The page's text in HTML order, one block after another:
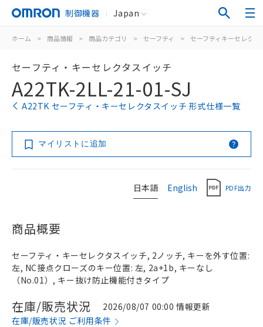
制御機器 Japan
ホーム > 商品情報 > 商品カテゴリ > セーフティ > セーフティキーセレク
セーフティ・キーセレクタスイッチ
A22TK-2LL-21-01-SJ
A22TK セーフティ・キーセレクタスイッチ 形式仕様一覧
マイリストに追加
日本語 English PDF出力
商品概要
セーフティ・キーセレクタスイッチ, 2ノッチ, キーを外す位置:
左, NC接点クローズのキー位置: 左, 2a+1b, キーなし
（No.01）, キー抜け防止機能付きタイプ
在庫/販売状況
2026/08/07 00:00 情報更新
在庫/販売状況 ご利用条件